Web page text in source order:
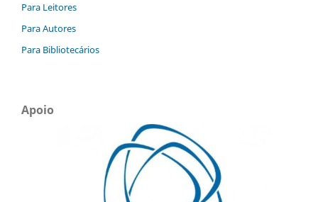
Para Leitores
Para Autores
Para Bibliotecários
Apoio